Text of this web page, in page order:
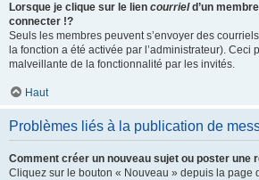
Lorsque je clique sur le lien courrield’un
connecter !?
Seuls les membres peuvent s’envoyer des
la fonction a été activée par l’administrateur). Ceci
malveillante de la fonctionnalité par les invités.
Haut
Problèmes liés à la publication de
Comment créer un nouveau sujet ou poster une
Cliquez sur le bouton « Nouveau » depuis la page